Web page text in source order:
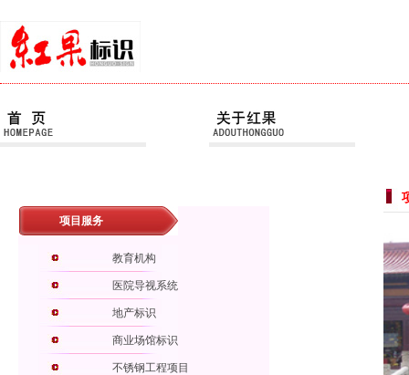
项目服务
教育机构
医院导视系统
地产标识
商业场馆标识
不锈钢工程项目